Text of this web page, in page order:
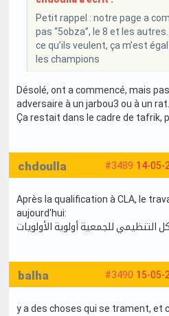
Petit rappel : notre page a
pas “5obza”, le 8 et les
ce qu’ils veulent, ça m’est égal
les champions
Désolé, ont a commencé, mais
adversaire à un jarbou3 ou à un rat.
Ça restait dans le cadre de tafrik,
#3489 14-05-
chdoulla
Après la qualification à CLA, le
aujourd'hui:
التنظيمي للجمعية أولوية الأولويات
#3490 15-05-
balha
y a des choses qui se trament, et